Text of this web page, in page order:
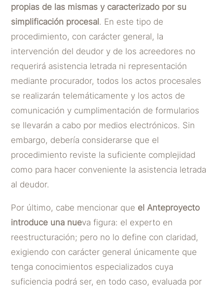
propias de las mismas y caracterizado por su
simplificación procesal. En este tipo de
procedimiento, con carácter general, la
intervención del deudor y de los acreedores no
requerirá asistencia letrada ni representación
mediante procurador, todos los actos procesales
se realizarán telemáticamente y los actos de
comunicación y cumplimentación de formularios
se llevarán a cabo por medios electrónicos. Sin
embargo, debería considerarse que el
procedimiento reviste la suficiente complejidad
como para hacer conveniente la asistencia letrada
al deudor.
Por último, cabe mencionar que el Anteproyecto
introduce una nueva figura: el experto en
reestructuración; pero no lo define con claridad,
exigiendo con carácter general únicamente que
tenga conocimientos especializados cuya
suficiencia podrá ser, en todo caso, evaluada por